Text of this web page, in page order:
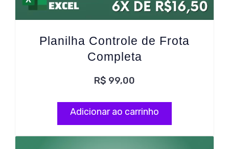
Planilha Controle de Frota
Completa
R$ 99,00
Adicionar ao carrinho